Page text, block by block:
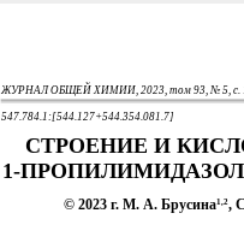
ЖУРНАЛ ОБЩЕЙ ХИМИИ, 2023, том 93, № 5, с.
547.784.1:[544.127+544.354.081.7]
СТРОЕНИЕ И
1-
© 2023 г. М. А. Брусина1,2,